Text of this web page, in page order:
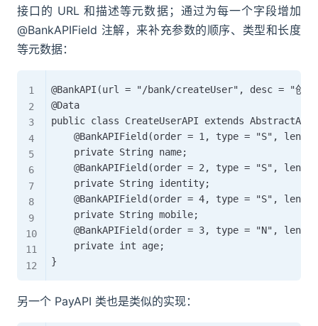
接口的 URL 和描述等元数据；通过为每一个字段增加
@BankAPIField 注解，来补充参数的顺序、类型和长度
等元数据：
@BankAPI(url = "/bank/createUser", desc = "创建
@Data
public class CreateUserAPI extends AbstractAPI
@BankAPIField(order = 1, type = "S",
    private String name;
@BankAPIField(order = 2, type = "S",
    private String identity;
@BankAPIField(order = 4, type = "S", length
    private String mobile;
@BankAPIField(order = 3, type = "N",
    private int age;
另一个 PayAPI 类也是类似的实现：